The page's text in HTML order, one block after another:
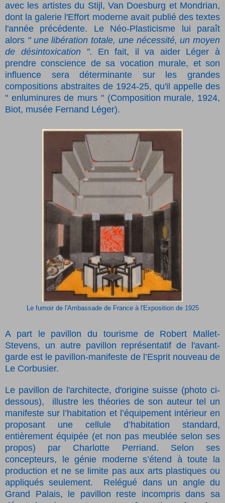
avec les artistes du Stijl, Van Doesburg et Mondrian,
dont la galerie l'Effort moderne avait publié des textes
l'année précédente. Le Néo-Plasticisme lui paraît
alors " une libération totale, une nécessité, un moyen
de désintoxication ". En fait, il va aider Léger à
prendre conscience de sa vocation murale, et son
influence sera déterminante sur les grandes
compositions abstraites de 1924-25, qu'il appelle des
" enluminures de murs " (Composition murale, 1924,
Biot, musée Fernand Léger).
Le fumoir de l'Ambassade de France à l'Exposition de 1925
A part le pavillon du tourisme de Robert Mallet-
Stevens, un autre pavillon représentatif de l'avant-
garde est le pavillon-manifeste de l’Esprit nouveau de
Le Corbusier.
Le pavillon de l'architecte, d'origine suisse (photo ci-
dessous),
illustre les théories de son auteur tel un
manifeste sur l’habitation et l’équipement intérieur en
proposant une cellule d’habitation standard,
entièrement équipée (et non pas meublée selon ses
propos) par Charlotte Perriand. Selon ses
concepteurs, le génie moderne s’étend à toute la
production et ne se limite pas aux arts plastiques ou
appliqués seulement.
Relégué dans un angle du
Grand Palais, le pavillon reste incompris dans sa